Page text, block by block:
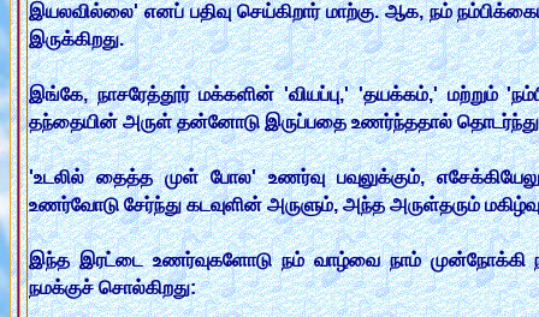
இயலவில்லை' எனப் பதிவு செய்கிறார் மாற்கு. ஆக, நம்
இருக்கிறது.
இங்கே, நாசரேத்தூர் மக்களின் 'வியப்பு,' 'தயக்கம்,' மற்றும்
தந்தையின் அருள் தன்னோடு இருப்பதை உணர்ந்ததால் தொடர்ந்து
'உடலில் தைத்த முள் போல' உணர்வு பவுலுக்கும்,
உணர்வோடு சேர்ந்து கடவுளின் அருளும், அந்த அருள்தரும்
இந்த இரட்டை உணர்வுகளோடு நம் வாழ்வை நாம் முன்நோக்கி
நமக்குச் சொல்கிறது: